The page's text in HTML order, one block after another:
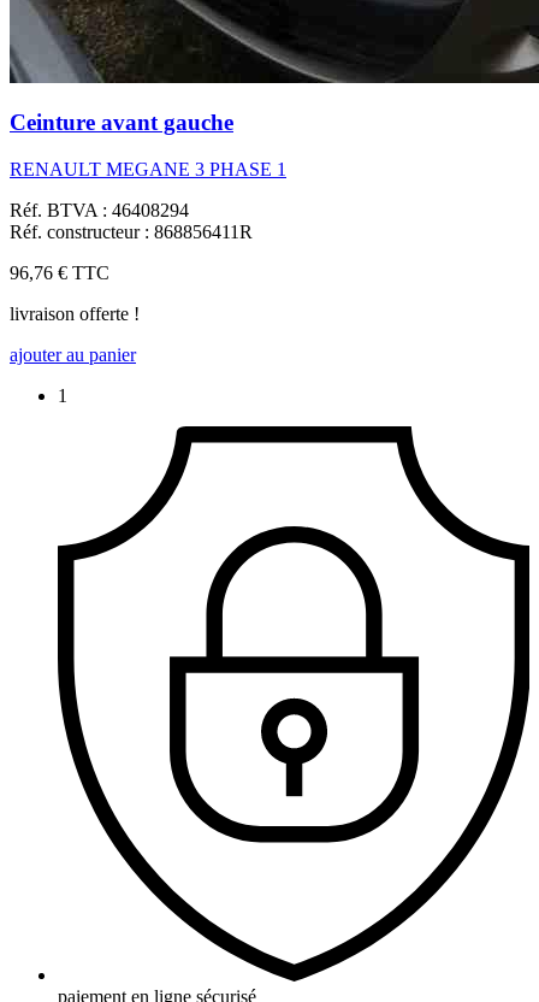
Ceinture avant gauche
RENAULT MEGANE 3 PHASE 1
Réf. BTVA : 46408294
Réf. constructeur : 868856411R
96,76 € TTC
livraison offerte !
ajouter au panier
1
paiement en ligne sécurisé